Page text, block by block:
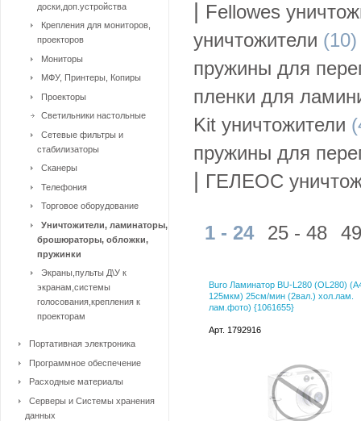
Fellowes
уничтожители (10)
пружины для
пленки для
Kit уничтожители
пружины для
ГЕЛЕОС
1 - 24 25 - 48
Buro Ламинатор BU-L280 (OL280)
125мкм) 25см/мин (2вал.) хол.лам.
лам.фото) {1061655}
Арт. 1792916
доски,доп.устройства
Крепления для мониторов,
проекторов
Мониторы
МФУ, Принтеры, Копиры
Проекторы
Светильники настольные
Сетевые фильтры и
стабилизаторы
Сканеры
Телефония
Торговое оборудование
Уничтожители, ламинаторы,
брошюраторы, обложки,
пружинки
Экраны,пульты Д\У к
экранам,системы
голосования,крепления к
проекторам
Портативная электроника
Программное обеспечение
Расходные материалы
Серверы и Системы хранения
данных